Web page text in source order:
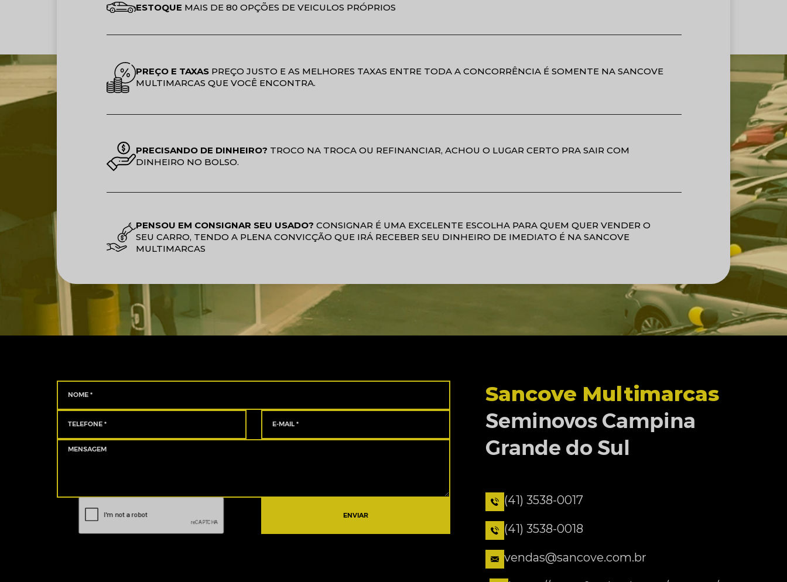
ESTOQUE MAIS DE 80 OPÇÕES DE VEICULOS PRÓPRIOS
PREÇO E TAXAS PREÇO JUSTO E AS MELHORES TAXAS ENTRE TODA A CONCORRÊNCIA É SOMENTE NA SANCOVE
MULTIMARCAS QUE VOCÊ ENCONTRA.
PRECISANDO DE DINHEIRO? TROCO NA TROCA OU REFINANCIAR, ACHOU O LUGAR CERTO PRA SAIR COM
DINHEIRO NO BOLSO.
PENSOU EM CONSIGNAR SEU USADO? CONSIGNAR É UMA EXCELENTE ESCOLHA PARA QUEM QUER VENDER O
SEU CARRO, TENDO A PLENA CONVICÇÃO QUE IRÁ RECEBER SEU DINHEIRO DE IMEDIATO É NA SANCOVE
MULTIMARCAS
ENVIAR
Sancove Multimarcas
Seminovos Campina
Grande do Sul
(41) 3538-0017
(41) 3538-0018
vendas@sancove.com.br